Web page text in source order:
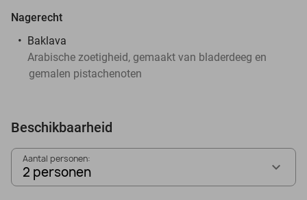
Nagerecht
Baklava
Arabische zoetigheid, gemaakt van bladerdeeg en
gemalen pistachenoten
Beschikbaarheid
Aantal personen:
2 personen